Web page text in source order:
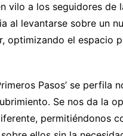
vilo a los seguidores de
al levantarse sobre un
optimizando el espacio
Pasos’ se perfila
Se nos da la
permitiéndonos